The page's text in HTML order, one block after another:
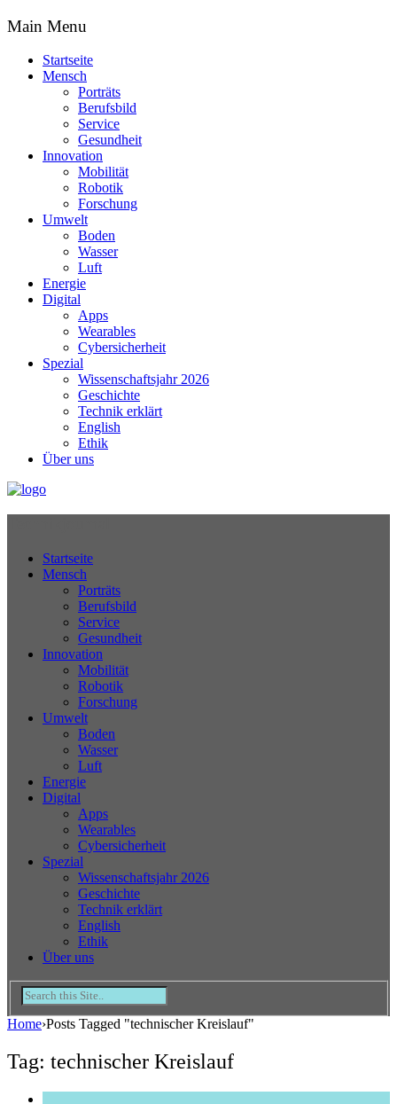
Main Menu
Startseite
Mensch
Porträts
Berufsbild
Service
Gesundheit
Innovation
Mobilität
Robotik
Forschung
Umwelt
Boden
Wasser
Luft
Energie
Digital
Apps
Wearables
Cybersicherheit
Spezial
Wissenschaftsjahr 2026
Geschichte
Technik erklärt
English
Ethik
Über uns
Startseite
Mensch
Porträts
Berufsbild
Service
Gesundheit
Innovation
Mobilität
Robotik
Forschung
Umwelt
Boden
Wasser
Luft
Energie
Digital
Apps
Wearables
Cybersicherheit
Spezial
Wissenschaftsjahr 2026
Geschichte
Technik erklärt
English
Ethik
Über uns
Home›Posts Tagged "technischer Kreislauf"
Tag: technischer Kreislauf